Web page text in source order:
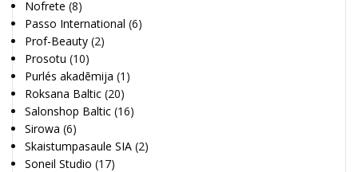
Nofrete (8)
Passo International (6)
Prof-Beauty (2)
Prosotu (10)
Purlés akadēmija (1)
Roksana Baltic (20)
Salonshop Baltic (16)
Sirowa (6)
Skaistumpasaule SIA (2)
Soneil Studio (17)